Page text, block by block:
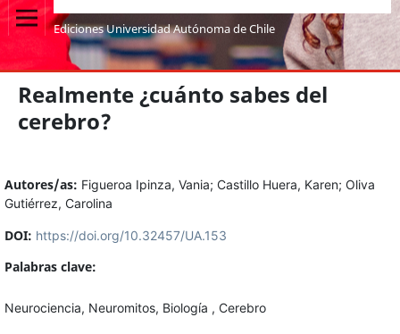
Ediciones Universidad Autónoma de Chile
Realmente ¿cuánto sabes del
cerebro?
Autores/as: Figueroa Ipinza, Vania; Castillo Huera, Karen; Oliva
Gutiérrez, Carolina
DOI: https://doi.org/10.32457/UA.153
Palabras clave:
Neurociencia, Neuromitos, Biología , Cerebro